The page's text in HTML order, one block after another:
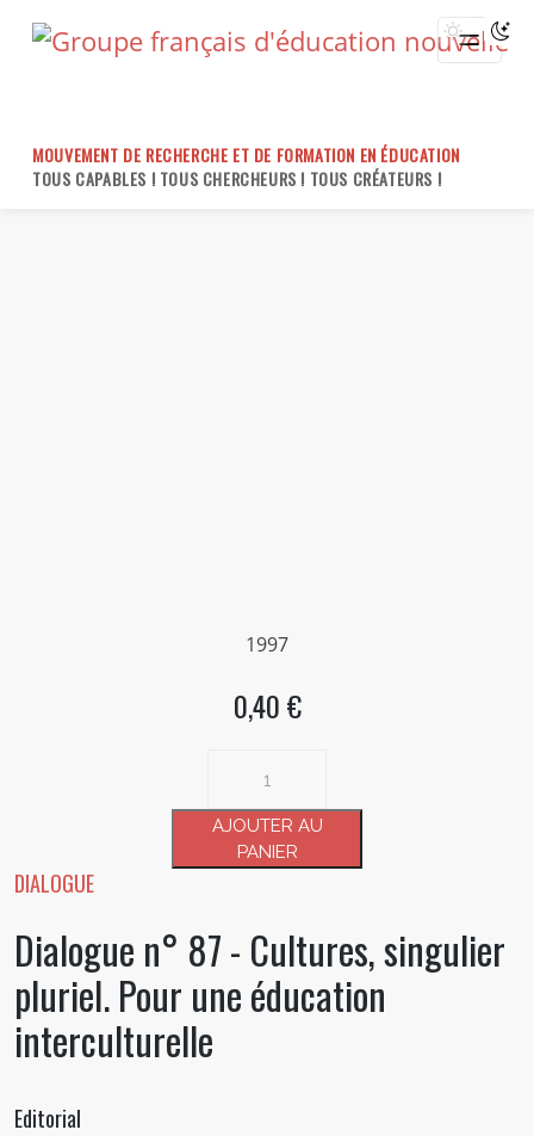
MOUVEMENT DE RECHERCHE ET DE FORMATION EN ÉDUCATION
TOUS CAPABLES ! TOUS CHERCHEURS ! TOUS CRÉATEURS !
1997
0,40 €
Dialogue
87
Cultures,
singulier
pluriel.
Pour
une
AJOUTER AU
PANIER
DIALOGUE
Dialogue n° 87 - Cultures, singulier
pluriel. Pour une éducation
interculturelle
Editorial